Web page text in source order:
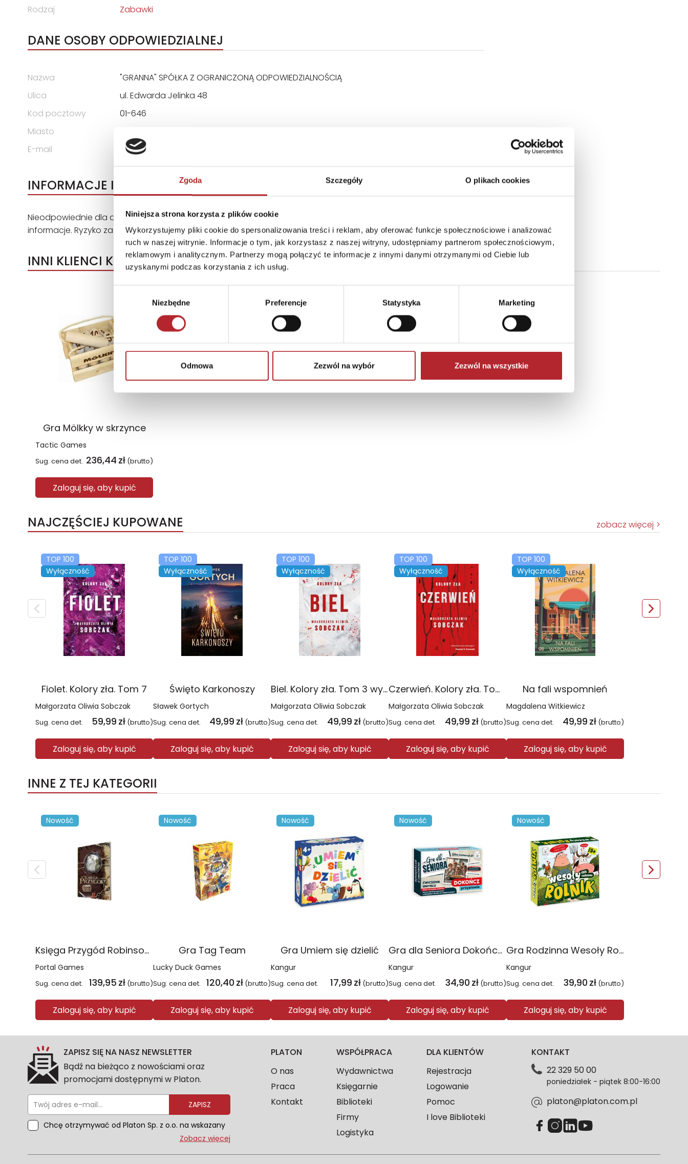
Zgoda Szczegóły O plikach cookies
Niniejsza strona korzysta z plików cookie
Wykorzystujemy pliki cookie do spersonalizowania treści i reklam, aby oferować funkcje społecznościowe i analizować
ruch w naszej witrynie. Informacje o tym, jak korzystasz z naszej witryny, udostępniamy partnerom społecznościowym,
reklamowym i analitycznym. Partnerzy mogą połączyć te informacje z innymi danymi otrzymanymi od Ciebie lub
uzyskanymi podczas korzystania z ich usług.
Niezbędne Preferencje Statystyka Marketing
Odmowa Zezwól na wybór Zezwól na wszystkie
Rodzaj
Zabawki
DANE OSOBY ODPOWIEDZIALNEJ
Nazwa
"GRANNA" SPÓŁKA Z OGRANICZONĄ ODPOWIEDZIALNOŚCIĄ
Ulica
ul. Edwarda Jelinka 48
Kod pocztowy
01-646
Miasto
E-mail
bok@granna.pl
INFORMACJE I OSTRZEŻENIA
Nieodpowiednie dla dzieci poniżej 3 lat Małe części.Prosimy zachować opakowanie ze względu na podane
informacje. Ryzyko zadławienia. Znak CE
INNI KLIENCI KUPOWALI
Gra Mölkky w skrzynce
Tactic Games
Sug. cena det. 236,44 zł (brutto)
Zaloguj się, aby kupić
NAJCZĘŚCIEJ KUPOWANE zobacz więcej
TOP 100
Wyłączność
Fiolet. Kolory zła. Tom 7
Małgorzata Oliwia Sobczak
Sug. cena det. 59,99 zł (brutto)
Zaloguj się, aby kupić
TOP 100
Wyłączność
Święto Karkonoszy
Sławek Gortych
Sug. cena det. 49,99 zł (brutto)
Zaloguj się, aby kupić
TOP 100
Wyłączność
Biel. Kolory zła. Tom 3 wyd. 2025
Małgorzata Oliwia Sobczak
Sug. cena det. 49,99 zł (brutto)
Zaloguj się, aby kupić
TOP 100
Wyłączność
Czerwień. Kolory zła. Tom 1 wyd. 2025
Małgorzata Oliwia Sobczak
Sug. cena det. 49,99 zł (brutto)
Zaloguj się, aby kupić
TOP 100
Wyłączność
Na fali wspomnień
Magdalena Witkiewicz
Sug. cena det. 49,99 zł (brutto)
Zaloguj się, aby kupić
INNE Z TEJ KATEGORII
Nowość
Księga Przygód Robinson Crusoe
Portal Games
Sug. cena det. 139,95 zł (brutto)
Zaloguj się, aby kupić
Nowość
Gra Tag Team
Lucky Duck Games
Sug. cena det. 120,40 zł (brutto)
Zaloguj się, aby kupić
Nowość
Gra Umiem się dzielić
Kangur
Sug. cena det. 17,99 zł (brutto)
Zaloguj się, aby kupić
Nowość
Gra dla Seniora Dokończ przysłowie
Kangur
Sug. cena det. 34,90 zł (brutto)
Zaloguj się, aby kupić
Nowość
Gra Rodzinna Wesoły Rolnik
Kangur
Sug. cena det. 39,90 zł (brutto)
Zaloguj się, aby kupić
ZAPISZ SIĘ NA NASZ NEWSLETTER
Bądź na bieżąco z nowościami oraz
promocjami dostępnymi w Platon.
ZAPISZ
Chcę otrzymywać od Platon Sp. z o.o. na wskazany
Wszelkie informacje dotyczące danych osobowych
Zobacz więcej
PLATON
O nas
Praca
Kontakt
WSPÓŁPRACA
Wydawnictwa
Księgarnie
Biblioteki
Firmy
Logistyka
DLA KLIENTÓW
Rejestracja
Logowanie
Pomoc
I love Biblioteki
KONTAKT
22 329 50 00
poniedziałek - piątek 8:00-16:00
platon@platon.com.pl